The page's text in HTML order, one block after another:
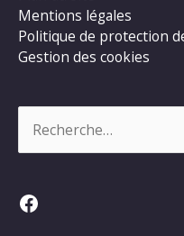
Mentions légales
Politique de protection
Gestion des cookies
Facebook